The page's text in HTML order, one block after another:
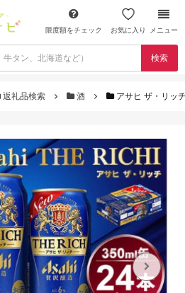
限度額をチェック お気に入り メニュー
検索
返礼品検索 酒 アサヒ ザ・リッ